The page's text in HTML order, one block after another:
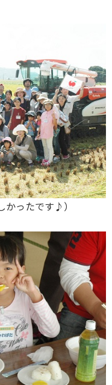
かったです♪）